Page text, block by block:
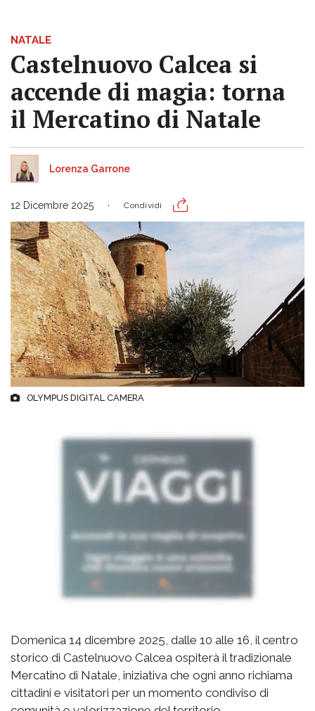
NATALE
Castelnuovo Calcea si
accende di magia: torna
il Mercatino di Natale
Lorenza Garrone
12 Dicembre 2025 Condividi
OLYMPUS DIGITAL CAMERA
Domenica 14 dicembre 2025, dalle 10 alle 16, il centro
storico di Castelnuovo Calcea ospiterà il tradizionale
Mercatino di Natale, iniziativa che ogni anno richiama
cittadini e visitatori per un momento condiviso di